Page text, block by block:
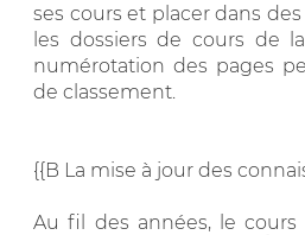
ses cours et placer dans
les dossiers de cours de
numérotation des pages
de classement.
{{B La mise à jour des
Au fil des années, le cours